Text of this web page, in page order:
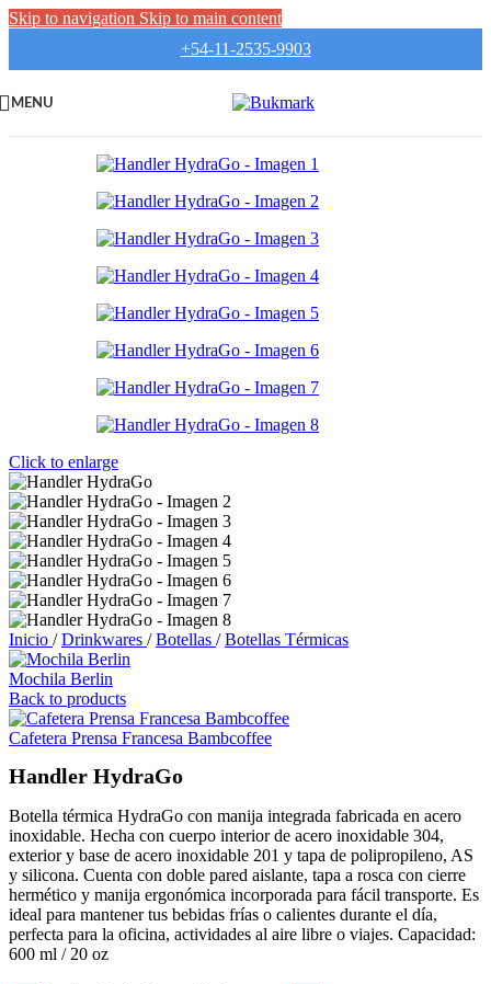
Skip to navigation Skip to main content
+54-11-2535-9903
MENU
Click to enlarge
Inicio / Drinkwares / Botellas / Botellas Térmicas
Mochila Berlin
Back to products
Cafetera Prensa Francesa Bambcoffee
Handler HydraGo
Botella térmica HydraGo con manija integrada fabricada en acero
inoxidable. Hecha con cuerpo interior de acero inoxidable 304,
exterior y base de acero inoxidable 201 y tapa de polipropileno, AS
y silicona. Cuenta con doble pared aislante, tapa a rosca con cierre
hermético y manija ergonómica incorporada para fácil transporte. Es
ideal para mantener tus bebidas frías o calientes durante el día,
perfecta para la oficina, actividades al aire libre o viajes. Capacidad:
600 ml / 20 oz